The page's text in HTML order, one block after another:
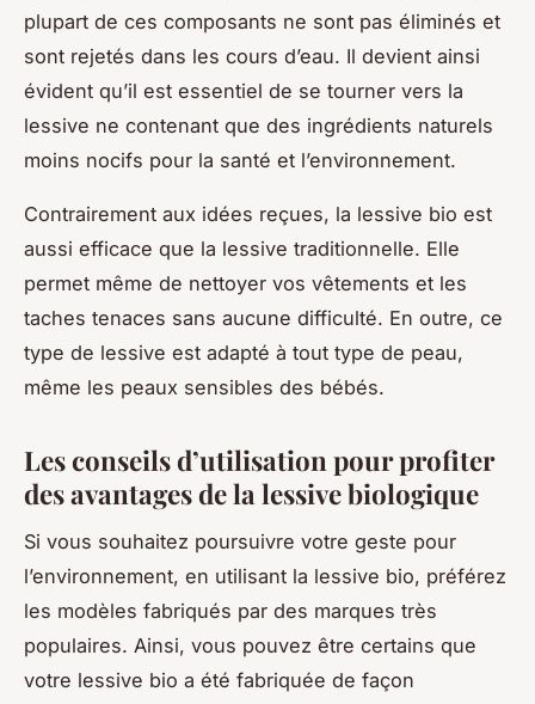
plupart de ces composants ne sont pas éliminés et
sont rejetés dans les cours d’eau. Il devient ainsi
évident qu’il est essentiel de se tourner vers la
lessive ne contenant que des ingrédients naturels
moins nocifs pour la santé et l’environnement.
Contrairement aux idées reçues, la lessive bio est
aussi efficace que la lessive traditionnelle. Elle
permet même de nettoyer vos vêtements et les
taches tenaces sans aucune difficulté. En outre, ce
type de lessive est adapté à tout type de peau,
même les peaux sensibles des bébés.
Les conseils d’utilisation pour profiter
des avantages de la lessive biologique
Si vous souhaitez poursuivre votre geste pour
l’environnement, en utilisant la lessive bio, préférez
les modèles fabriqués par des marques très
populaires. Ainsi, vous pouvez être certains que
votre lessive bio a été fabriquée de façon